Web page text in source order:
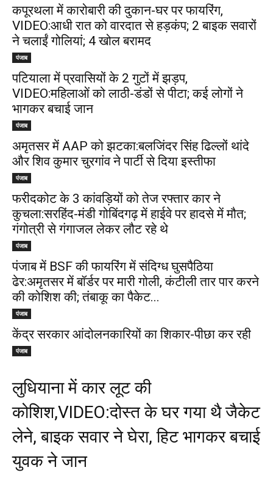
कपूरथला में कारोबारी की दुकान-घर पर फायरिंग,
VIDEO:आधी रात को वारदात से हड़कंप; 2 बाइक सवारों
ने चलाईं गोलियां; 4 खोल बरामद
पंजाब
पटियाला में प्रवासियों के 2 गुटों में झड़प,
VIDEO:महिलाओं को लाठी-डंडों से पीटा; कई लोगों ने
भागकर बचाई जान
पंजाब
अमृतसर में AAP को झटका:बलजिंदर सिंह ढिल्लों थांदे
और शिव कुमार चुरगांव ने पार्टी से दिया इस्तीफा
पंजाब
फरीदकोट के 3 कांवड़ियों को तेज रफ्तार कार ने
कुचला:सरहिंद-मंडी गोबिंदगढ़ में हाईवे पर हादसे में मौत;
गंगोत्री से गंगाजल लेकर लौट रहे थे
पंजाब
पंजाब में BSF की फायरिंग में संदिग्ध घुसपैठिया
ढेर:अमृतसर में बॉर्डर पर मारी गोली, कंटीली तार पार करने
की कोशिश की; तंबाकू का पैकेट...
पंजाब
केंद्र सरकार आंदोलनकारियों का शिकार-पीछा कर रही
पंजाब
लुधियाना में कार लूट की
कोशिश,VIDEO:दोस्त के घर गया थै जैकेट
लेने, बाइक सवार ने घेरा, हिट भागकर बचाई
युवक ने जान